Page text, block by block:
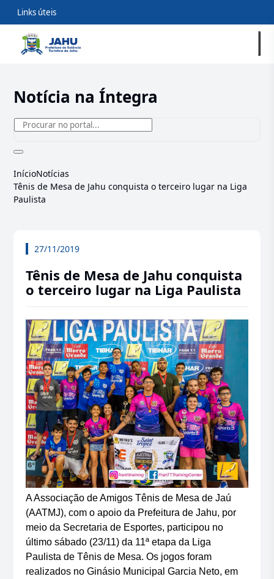
Links úteis
Notícia na Íntegra
InícioNotícias
Tênis de Mesa de Jahu conquista o terceiro lugar na Liga
Paulista
27/11/2019
Tênis de Mesa de Jahu conquista
o terceiro lugar na Liga Paulista
A Associação de Amigos Tênis de Mesa de Jaú
(AATMJ), com o apoio da Prefeitura de Jahu, por
meio da Secretaria de Esportes, participou no
último sábado (23/11) da 11ª etapa da Liga
Paulista de Tênis de Mesa. Os jogos foram
realizados no Ginásio Municipal Garcia Neto, em